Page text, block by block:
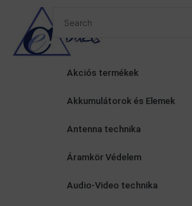
content
Akciós termékek
Akkumulátorok és Elemek
Antenna technika
Áramkör Védelem
Audio-Video technika